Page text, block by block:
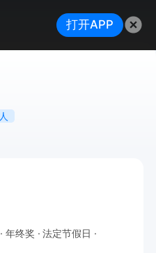
年终奖
法定节假日
打开APP